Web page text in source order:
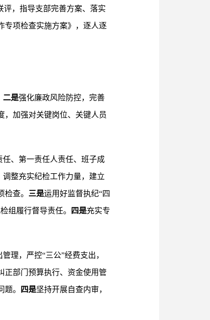
评，指导支部完善方案、落实
专项检查实施方案》，逐人逐
二是强化廉政风险防控，完善
，加强对关键岗位、关键人员
、第一责任人责任、班子成
调整充实纪检工作力量，建立
查。 三是运用好监督执纪“四
组履行督导责任。 四是充实专
理，严控“三公”经费支出，
正部门预算执行、资金使用管
。 四是坚持开展自查内审，